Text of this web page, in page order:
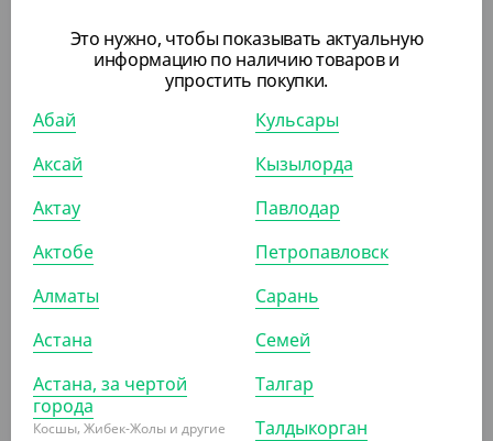
(73.30
140 мкм, белый с окном
УП (100)
ПОХОЖИЕ ТОВАРЫ
АРТ. 37080
Это нужно, чтобы показывать актуальную
информацию по наличию товаров и
упростить покупки.
Абай
Аксай
Актау
Актобе
Алматы
Астана
Астана, за чертой
города
Косшы, Жибек-Жолы и другие
Кульсары
Кызылорда
Павлодар
Петропавловск
Сарань
Семей
Талгар
Талдыкорган